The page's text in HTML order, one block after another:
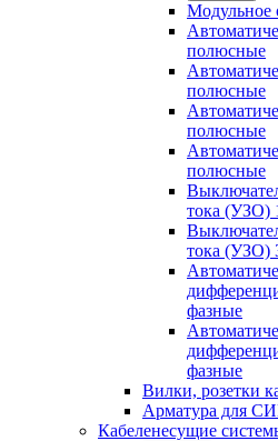
Модульное
полюсные
полюсные
полюсные
полюсные
тока (УЗО)
тока (УЗО)
фазные
фазные
Вилки, розетки
Арматура для
Кабеленесущие